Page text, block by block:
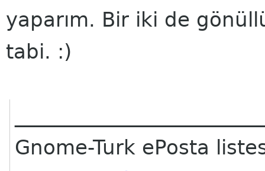
yaparım. Bir iki de
tabi. :)
Gnome-Turk ePosta